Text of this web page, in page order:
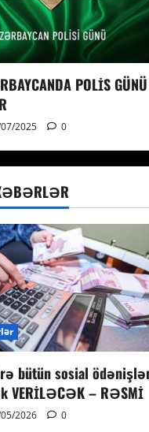
POLİS GÜNÜ
2025 0
bütün sosial
VERİLƏCƏK – RƏSMİ
2026 0